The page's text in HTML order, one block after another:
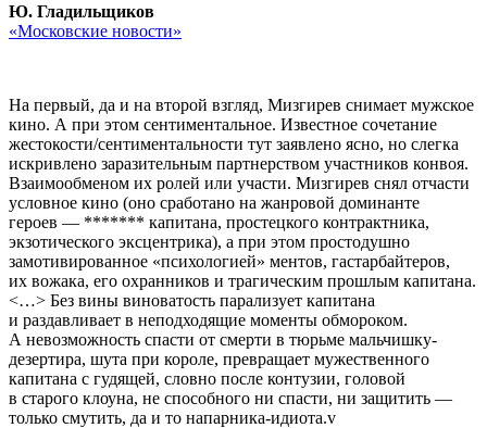
Ю. Гладильщиков
«Московские новости»
На первый, да и на второй взгляд, Мизгирев снимает мужское
кино. А при этом сентиментальное. Известное сочетание
жестокости/сентиментальности тут заявлено ясно, но слегка
искривлено заразительным партнерством участников конвоя.
Взаимообменом их ролей или участи. Мизгирев снял отчасти
условное кино (оно сработано на жанровой доминанте
героев — ******* капитана, простецкого контрактника,
экзотического эксцентрика), а при этом простодушно
замотивированное «психологией» ментов, гастарбайтеров,
их вожака, его охранников и трагическим прошлым капитана.
<…> Без вины виноватость парализует капитана
и раздавливает в неподходящие моменты обмороком.
А невозможность спасти от смерти в тюрьме мальчишку-
дезертира, шута при короле, превращает мужественного
капитана с гудящей, словно после контузии, головой
в старого клоуна, не способного ни спасти, ни защитить —
только смутить, да и то напарника-идиота.v